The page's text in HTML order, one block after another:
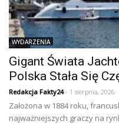
WYDARZENIA
Gigant Świata
Polska Stała Się
Redakcja Fakty24- 1 sierpnia, 2026
Założona w 1884 roku,
najważniejszych graczy na